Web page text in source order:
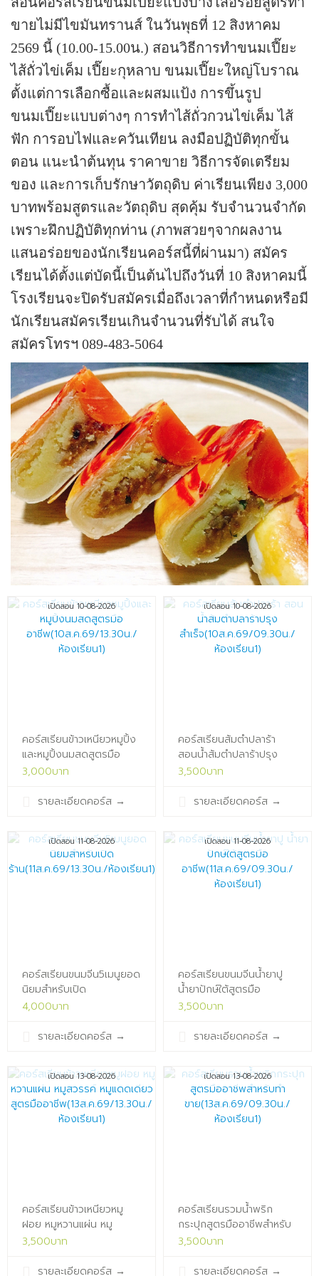
ขายไม่มีไขมันทรานส์ ในวันพุธที่ 12 สิงหาคม
2569 นี้ (10.00-15.00น.) สอนวิธีการทำขนมเปี๊ยะ
ไส้ถั่วไข่เค็ม เปี๊ยะกุหลาบ ขนมเปี๊ยะใหญ่โบราณ
ตั้งแต่การเลือกซื้อและผสมแป้ง การขึ้นรูป
ขนมเปี๊ยะแบบต่างๆ การทำไส้ถั่วกวนไข่เค็ม ไส้
ฟัก การอบไฟและควันเทียน ลงมือปฏิบัติทุกขั้น
ตอน แนะนำต้นทุน ราคาขาย วิธีการจัดเตรียม
ของ และการเก็บรักษาวัตถุดิบ ค่าเรียนเพียง 3,000
บาทพร้อมสูตรและวัตถุดิบ สุดคุ้ม รับจำนวนจำกัด
เพราะฝึกปฏิบัติทุกท่าน (ภาพสวยๆจากผลงาน
แสนอร่อยของนักเรียนคอร์สนี้ที่ผ่านมา) สมัคร
เรียนได้ตั้งแต่บัดนี้เป็นต้นไปถึงวันที่ 10 สิงหาคมนี้
โรงเรียนจะปิดรับสมัครเมื่อถึงเวลาที่กำหนดหรือมี
นักเรียนสมัครเรียนเกินจำนวนที่รับได้ สนใจ
สมัครโทรฯ 089-483-5064
เปิดสอน 10-08-2026
คอร์สเรียนข้าวเหนียวหมูปิ้ง
และหมูปิ้งนมสดสูตรมือ
อาชีพ(10ส.ค.69/13.30น./
3,000บาท
รายละเอียดคอร์ส →
เปิดสอน 10-08-2026
คอร์สเรียนส้มตำปลาร้า
สอนน้ำส้มตำปลาร้าปรุง
สำเร็จ(10ส.ค.69/09.30น./
3,500บาท
รายละเอียดคอร์ส →
เปิดสอน 11-08-2026
คอร์สเรียนขนมจีน5เมนูยอด
นิยมสำหรับเปิด
ร้าน(11ส.ค.69/13.30น./
4,000บาท
รายละเอียดคอร์ส →
เปิดสอน 11-08-2026
คอร์สเรียนขนมจีนน้ำยาปู
น้ำยาปักษ์ใต้สูตรมือ
อาชีพ(11ส.ค.69/09.30น./
3,500บาท
รายละเอียดคอร์ส →
เปิดสอน 13-08-2026
คอร์สเรียนข้าวเหนียวหมู
ฝอย หมูหวานแผ่น หมู
สวรรค์ หมูแดดเดียว สูตร
อาชีพ(13ส.ค.69/13.30น./
3,500บาท
รายละเอียดคอร์ส →
เปิดสอน 13-08-2026
คอร์สเรียนรวมน้ำพริก
กระปุกสูตรมืออาชีพสำหรับ
ทำขาย(13ส.ค.69/09.30น./
3,500บาท
รายละเอียดคอร์ส →